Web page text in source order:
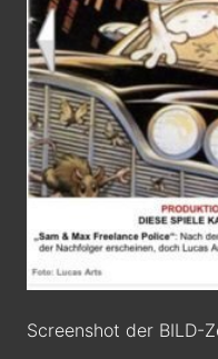
Screenshot der BILD-